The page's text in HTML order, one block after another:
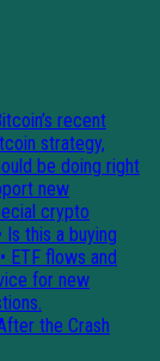
the Crash